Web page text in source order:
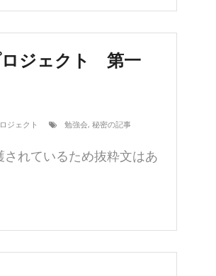
ロジェクト 第一
ジェクト 勉強会,秘密の記事
れているため抜粋文はあ